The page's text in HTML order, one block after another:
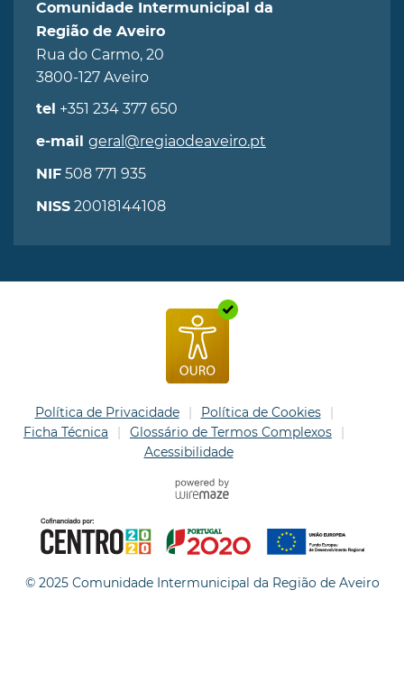
Comunidade Intermunicipal da
Região de Aveiro
Rua do Carmo, 20
3800-127 Aveiro
tel +351 234 377 650
e-mail geral@regiaodeaveiro.pt
NIF 508 771 935
NISS 20018144108
Política de Privacidade
Política de Cookies
Ficha Técnica
Glossário de Termos Complexos
Acessibilidade
© 2025 Comunidade Intermunicipal da Região de Aveiro